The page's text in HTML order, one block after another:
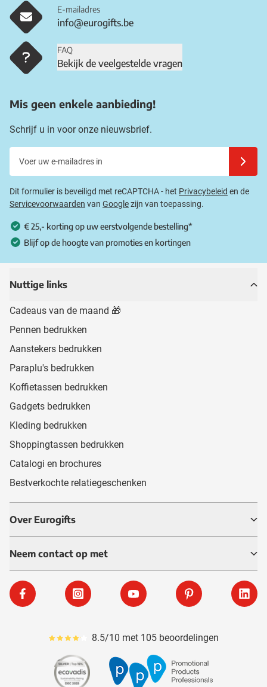
E-mailadres
info@eurogifts.be
FAQ
Bekijk de veelgestelde vragen
Mis geen enkele aanbieding!
Schrijf u in voor onze nieuwsbrief.
Dit formulier is beveiligd met reCAPTCHA - het Privacybeleid en de
Servicevoorwaarden van Googlezijn van toepassing.
€ 25,- korting op uw eerstvolgende bestelling*
Blijf op de hoogte van promoties en kortingen
Nuttige links
Cadeaus van de maand 🎁
Pennen bedrukken
Aanstekers bedrukken
Paraplu's bedrukken
Koffietassen bedrukken
Gadgets bedrukken
Kleding bedrukken
Shoppingtassen bedrukken
Catalogi en brochures
Bestverkochte relatiegeschenken
Over Eurogifts
Neem contact op met
Facebook Instagram YouTube Pinterest
Gemiddeld reviewpercentage is 85
8.5/10 met 105 beoordelingen